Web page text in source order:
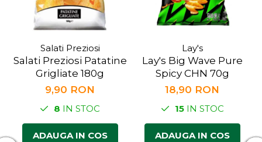
Salati Preziosi
Salati Preziosi Patatine
Grigliate 180g
9,90 RON
8 IN STOC
ADAUGA IN COS
Lay's
Lay's Big Wave Pure
Spicy CHN 70g
18,90 RON
15IN STOC
ADAUGA IN COS